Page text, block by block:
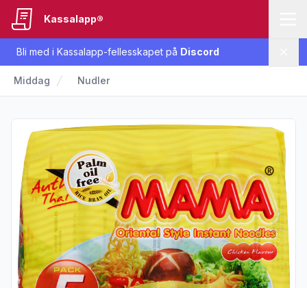
Bli med i Kassalapp-fellesskapet på Discord
Kassalapp®
Middag Nudler